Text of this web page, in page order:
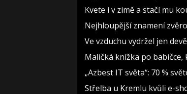
Kvete i v zimě a stačí mu
Nejhloupější znamení
Ve vzduchu vydržel jen
Maličká knížka po
„Azbest IT světa“: 70 %
Střelba u Kremlu kvůli e-